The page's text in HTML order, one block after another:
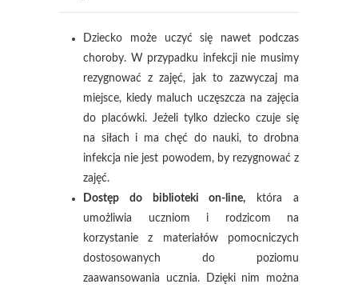
Dziecko może uczyć się nawet podczas
choroby. W przypadku infekcji nie musimy
rezygnować z zajęć, jak to zazwyczaj ma
miejsce, kiedy maluch uczęszcza na zajęcia
do placówki. Jeżeli tylko dziecko czuje się
na siłach i ma chęć do nauki, to drobna
infekcja nie jest powodem, by rezygnować z
zajęć.
Dostęp do biblioteki on-line, która a
umożliwia uczniom i rodzicom na
korzystanie z materiałów pomocniczych
dostosowanych do poziomu
zaawansowania ucznia. Dzięki nim można